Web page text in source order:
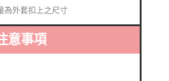
為外套扣上之尺寸
意事項